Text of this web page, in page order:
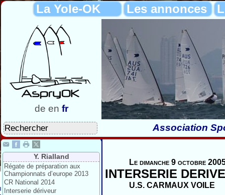
La Yole-OK Les annonces
de en fr
Association
Y. Rialland
Régate de préparation aux
Championnats d’europe 2013
CR National 2014
Interserie dériveur
Le dimanche 9 octobre
INTERSERIE
U.S. CARMAUX VOILE